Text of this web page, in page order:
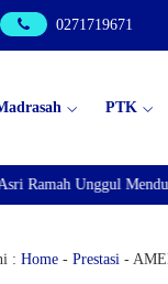
0271719671
PTK
Unggul Mendunia
: Home- Prestasi-